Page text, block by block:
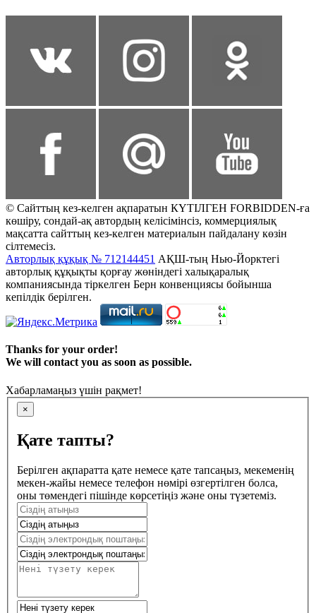
© Сайттың кез-келген ақпаратын КҮТІЛГЕН FORBIDDEN-ға
көшіру, сондай-ақ автордың келісімінсіз, коммерциялық
мақсатта сайттың кез-келген материалын пайдалану көзін
сілтемесіз.
Авторлық құқық № 712144451 АҚШ-тың Нью-Йорктегі
авторлық құқықты қорғау жөніндегі халықаралық
компаниясында тіркелген Берн конвенциясы бойынша
кепілдік берілген.
Thanks for your order!
We will contact you as soon as possible.
Хабарламаңыз үшін рақмет!
×
Қате тапты?
Берілген ақпаратта қате немесе қате тапсаңыз, мекеменің
мекен-жайы немесе телефон нөмірі өзгертілген болса,
оны төмендегі пішінде көрсетіңіз және оны түзетеміз.